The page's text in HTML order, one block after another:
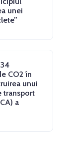
unei
CO2 în
unui
transport
a